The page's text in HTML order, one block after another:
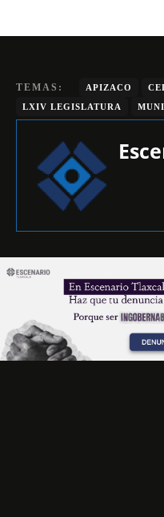
TEMAS: APIZACO
LXIV LEGISLATURA